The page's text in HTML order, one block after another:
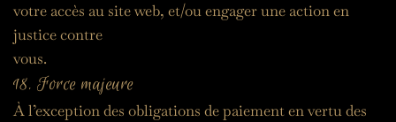
votre accès au site web, et/ou engager une action en
justice contre
vous.
18. Force majeure
À l’exception des obligations de paiement en vertu des